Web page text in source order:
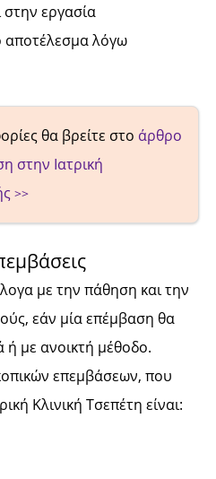
στην εργασία
αποτέλεσμα λόγω
θα βρείτε στο άρθρο
στην Ιατρική
>>
με την πάθηση και την
εάν μία επέμβαση θα
ή με ανοικτή μέθοδο.
επεμβάσεων, που
Κλινική Τσεπέτη είναι: